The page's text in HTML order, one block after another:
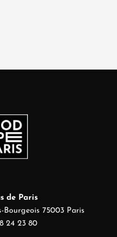
de Paris
Bourgeois 75003 Paris
24 23 80